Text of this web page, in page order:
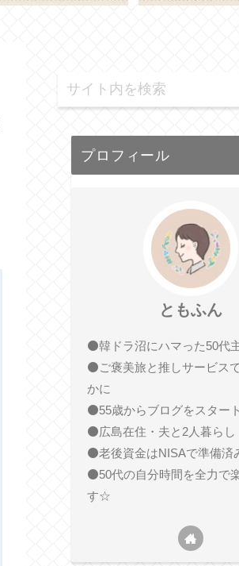
プロフィール
ともふん
⚫️韓ドラ沼にハマった50代
⚫️ご褒美旅と推しサービス
かに
⚫️55歳からブログをスタート
⚫️広島在住・夫と2人暮らし
⚫️老後資金はNISAで準備済
⚫️50代の自分時間を全力で
す☆